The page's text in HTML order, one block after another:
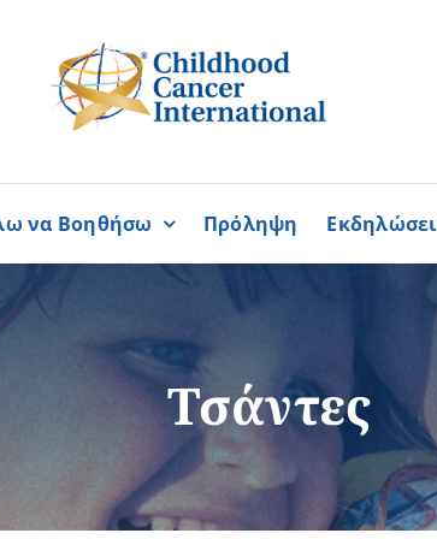
Παγκύπρια
Παγκύπριο
Ομοσπονδία
Φλόγα Ελλάδος
να Βοηθήσω
ΓΙΝΟΜΑΙ
Περισσότερα
Πρόληψη
Τσάντες